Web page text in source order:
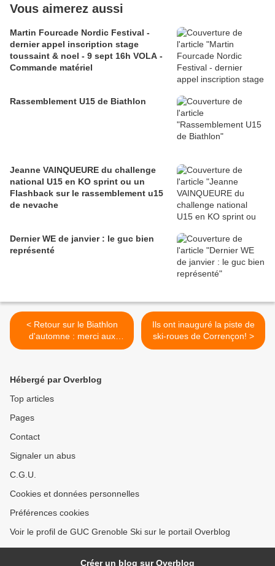
Vous aimerez aussi
Martin Fourcade Nordic Festival -
dernier appel inscription stage
toussaint & noel - 9 sept 16h VOLA -
Commande matériel
Rassemblement U15 de Biathlon
Jeanne VAINQUEURE du challenge
national U15 en KO sprint ou un
Flashback sur le rassemblement u15
de nevache
Dernier WE de janvier : le guc bien
représenté
< Retour sur le Biathlon
d'automne : merci aux
bénévoles!
Ils ont inauguré la piste de
ski-roues de Corrençon! >
Hébergé par Overblog
Top articles
Pages
Contact
Signaler un abus
C.G.U.
Cookies et données personnelles
Préférences cookies
Voir le profil de GUC Grenoble Ski sur le portail Overblog
Créer un blog sur Overblog